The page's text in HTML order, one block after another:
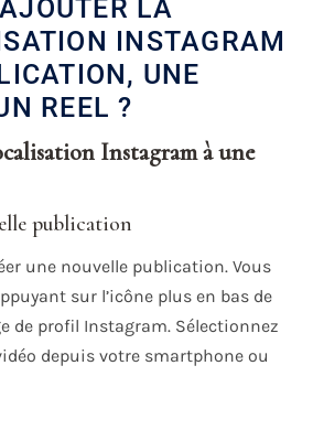
LA
INSTAGRAM
UNE
REEL ?
Instagram à une
publication
une nouvelle publication. Vous
sur l’icône plus en bas de
de profil Instagram. Sélectionnez
depuis votre smartphone ou